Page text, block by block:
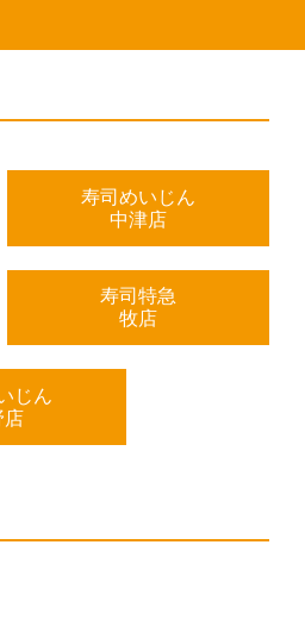
寿司めいじん
中津店
寿司特急
牧店
じん
店